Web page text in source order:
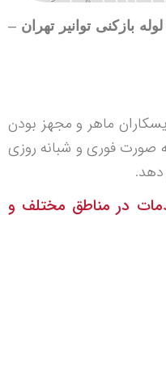
لوله بازکنی توانیر تهران –
ماهر و مجهز بودن
صورت فوری و شبانه روزی
دهد.
در مناطق مختلف و